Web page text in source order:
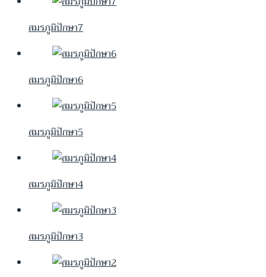
สมรภูมิปักษา7
สมรภูมิปักษา6
สมรภูมิปักษา5
สมรภูมิปักษา4
สมรภูมิปักษา3